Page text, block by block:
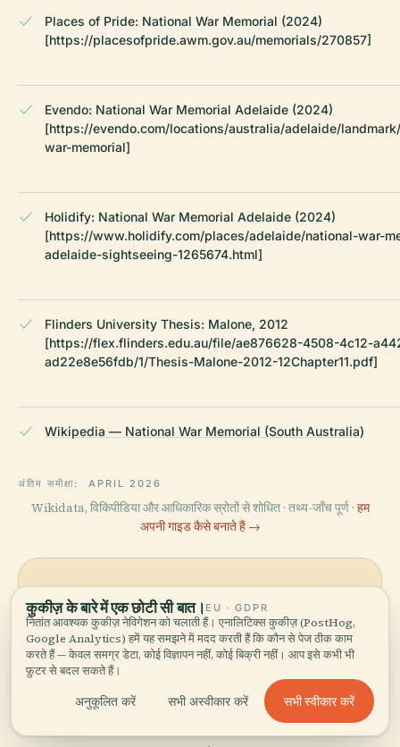
Places of Pride: National War Memorial (2024)
[https://placesofpride.awm.gov.au/memorials/270857]
Evendo: National War Memorial Adelaide (2024)
[https://evendo.com/locations/australia/adelaide/
war-memorial]
Holidify: National War Memorial Adelaide (2024)
[https://www.holidify.com/places/adelaide/national-war-
adelaide-sightseeing-1265674.html]
Flinders University Thesis: Malone, 2012
[https://flex.flinders.edu.au/file/ae876628-4508-4c12-
ad22e8e56fdb/1/Thesis-Malone-2012-12Chapter11.pdf]
Wikipedia — National War Memorial (South Australia)
अंतिम समीक्षा: APRIL 2026
Wikidata, विकिपीडिया और आधिकारिक स्रोतों से शोधित · तथ्य-जाँच पूर्ण · हम
अपनी गाइड कैसे बनाते हैं →
इलाके को घूमें
राष्ट्रीय युद्ध स्मारक को नक्शे पर देखें
और आस-पास क्या है, जानें।
मानचित्र देखें
कुकीज़ के बारे में एक छोटी सी बात। EU · GDPR
नितांत आवश्यक कुकीज़ नेविगेशन को चलाती हैं। एनालिटिक्स कुकीज़ (PostHog,
Google Analytics) हमें यह समझने में मदद करती हैं कि कौन से पेज ठीक काम
करते हैं — केवल समग्र डेटा, कोई विज्ञापन नहीं, कोई बिक्री नहीं। आप इसे कभी भी
फ़ुटर से बदल सकते हैं।
अनुकूलित करें सभी अस्वीकार करें सभी स्वीकार करें